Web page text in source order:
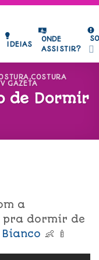
IDEIAS
ONDE
ASSISTIR?
,COSTURA
GAZETA
de Dormir
a
pra dormir de
Bianco 👶 🍼